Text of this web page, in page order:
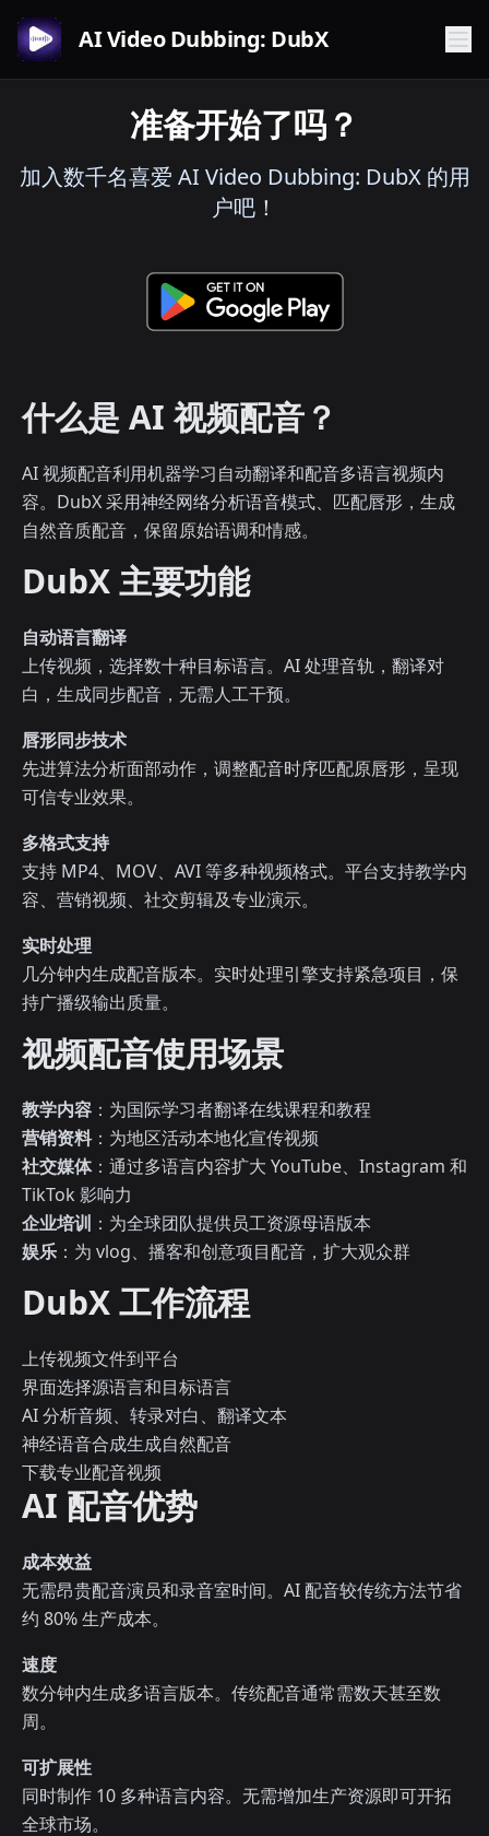
AI Video Dubbing: DubX
准备开始了吗？
加入数千名喜爱 AI Video Dubbing: DubX 的用
户吧！
什么是 AI 视频配音？
AI 视频配音利用机器学习自动翻译和配音多语言视频内
容。DubX 采用神经网络分析语音模式、匹配唇形，生成
自然音质配音，保留原始语调和情感。
DubX 主要功能
自动语言翻译
上传视频，选择数十种目标语言。AI 处理音轨，翻译对
白，生成同步配音，无需人工干预。
唇形同步技术
先进算法分析面部动作，调整配音时序匹配原唇形，呈现
可信专业效果。
多格式支持
支持 MP4、MOV、AVI 等多种视频格式。平台支持教学内
容、营销视频、社交剪辑及专业演示。
实时处理
几分钟内生成配音版本。实时处理引擎支持紧急项目，保
持广播级输出质量。
视频配音使用场景
教学内容 ：为国际学习者翻译在线课程和教程
营销资料：为地区活动本地化宣传视频
社交媒体：通过多语言内容扩大 YouTube、Instagram 和
TikTok 影响力
企业培训 ：为全球团队提供员工资源母语版本
娱乐 ：为 vlog、播客和创意项目配音，扩大观众群
DubX 工作流程
上传视频文件到平台
界面选择源语言和目标语言
AI 分析音频、转录对白、翻译文本
神经语音合成生成自然配音
下载专业配音视频
AI 配音优势
成本效益
无需昂贵配音演员和录音室时间。AI 配音较传统方法节省
约 80% 生产成本。
速度
数分钟内生成多语言版本。传统配音通常需数天甚至数
周。
可扩展性
同时制作 10 多种语言内容。无需增加生产资源即可开拓
全球市场。